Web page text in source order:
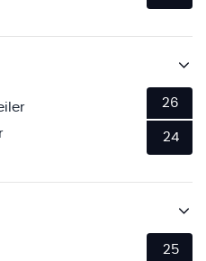
26
24
25